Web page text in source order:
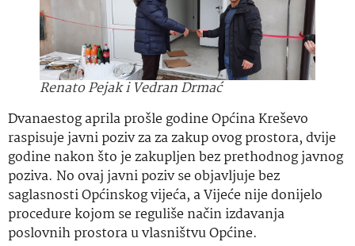
Renato Pejak i Vedran Drmać
Dvanaestog aprila prošle godine Općina Kreševo
raspisuje javni poziv za za zakup ovog prostora, dvije
godine nakon što je zakupljen bez prethodnog javnog
poziva. No ovaj javni poziv se objavljuje bez
saglasnosti Općinskog vijeća, a Vijeće nije donijelo
procedure kojom se reguliše način izdavanja
poslovnih prostora u vlasništvu Općine.